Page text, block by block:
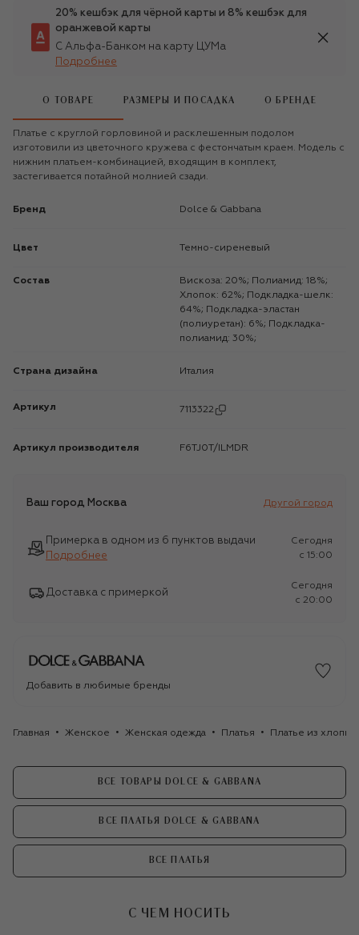
20% кешбэк для чёрной карты и 8% кешбэк для
оранжевой карты
С Альфа-Банком на карту ЦУМа
Подробнее
О ТОВАРЕ РАЗМЕРЫ И ПОСАДКА О БРЕНДЕ
Платье с круглой горловиной и расклешенным подолом
изготовили из цветочного кружева с фестончатым краем. Модель с
нижним платьем-комбинацией, входящим в комплект,
застегивается потайной молнией сзади.
Бренд Dolce & Gabbana
Цвет Темно-сиреневый
Состав
Вискоза: 20%; Полиамид: 18%;
Хлопок: 62%; Подкладка-шелк:
64%; Подкладка-эластан
(полиуретан): 6%; Подкладка-
полиамид: 30%;
Страна дизайна Италия
Артикул 7113322
Артикул производителя F6TJ0T/ILMDR
Ваш город Москва Другой город
Примерка в одном из 6 пунктов выдачи
Подробнее
Сегодня
c 15:00
Доставка с примеркой
Сегодня
c 20:00
Добавить в любимые бренды
Главная Женское Женская одежда Платья Платье из
ВСЕ ТОВАРЫ DOLCE & GABBANA
ВСЕ ПЛАТЬЯ DOLCE & GABBANA
ВСЕ ПЛАТЬЯ
С ЧЕМ НОСИТЬ